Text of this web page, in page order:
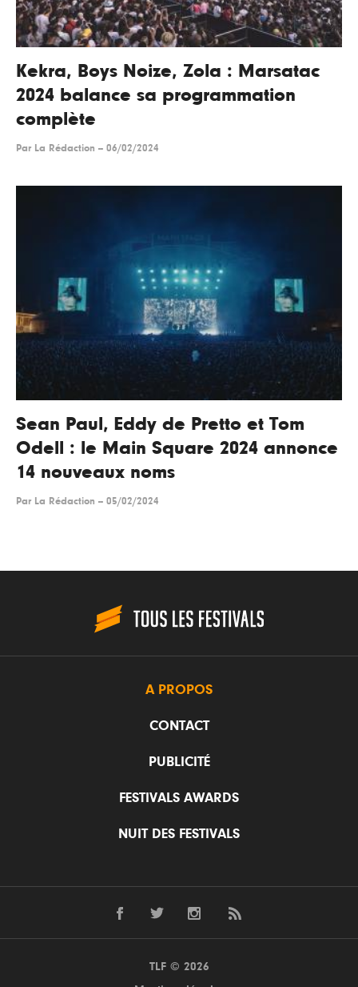
Kekra, Boys Noize, Zola : Marsatac
2024 balance sa programmation
complète
Par La Rédaction -- 06/02/2024
Sean Paul, Eddy de Pretto et Tom
Odell : le Main Square 2024 annonce
14 nouveaux noms
Par La Rédaction -- 05/02/2024
A PROPOS
CONTACT
PUBLICITÉ
FESTIVALS AWARDS
NUIT DES FESTIVALS
TLF © 2026